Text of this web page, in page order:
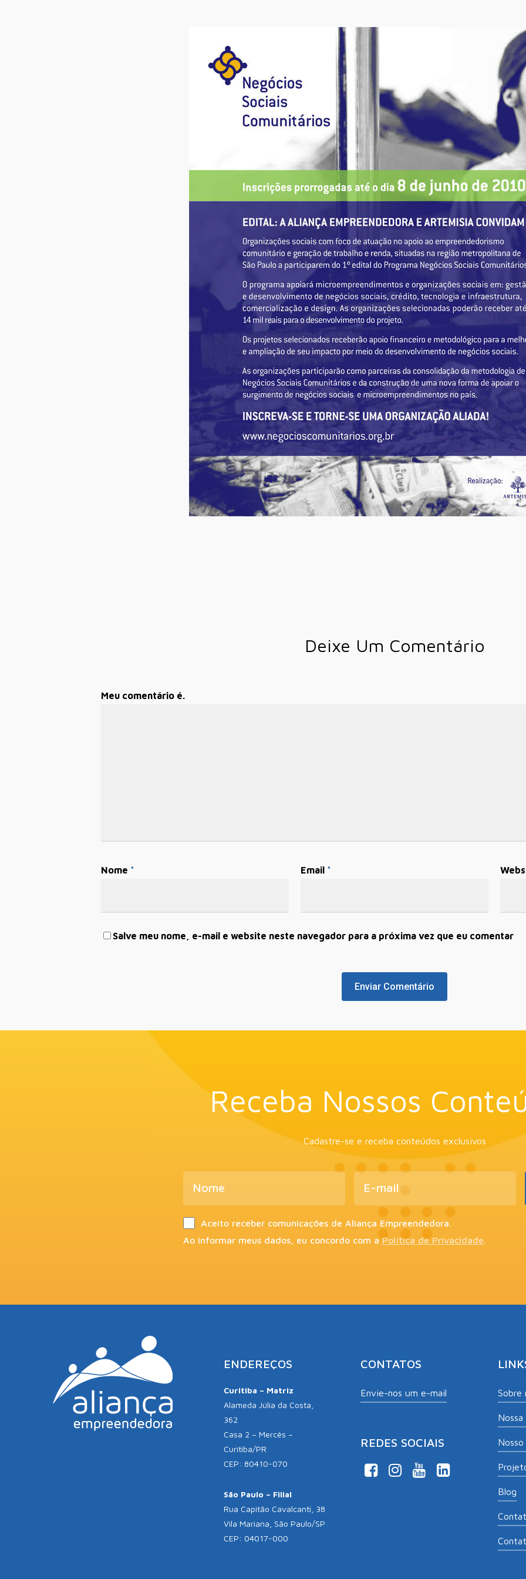
Deixe Um Comentário
Meu comentário é.
Nome * Email *
Salve meu nome, e-mail e website neste navegador para a próxima vez que eu comentar
Receba Nossos
Cadastre-se e receba conteúdos exclusivos
Aceito receber comunicações de Aliança Empreendedora.
Ao informar meus dados, eu concordo com a Política de Privacidade.
ENDEREÇOS
Curitiba – Matriz
Alameda Júlia da Costa,
362
Casa 2 – Mercês –
Curitiba/PR
CEP: 80410-070
São Paulo – Filial
Rua Capitão Cavalcanti, 38
Vila Mariana, São Paulo/SP
CEP: 04017-000
CONTATOS
Envie-nos um e-mail
REDES SOCIAIS
Sobre
Blog